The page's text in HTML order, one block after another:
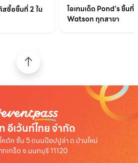
สซื้อชิ้นที่ 2 ใน
ไอเทมเด็ด Pond’s ชิ้นที่
Watson ทุกสาขา
อีเว้นท์ไทย จำกัด
คตัค ชั้น 5 ถนนป๊อปปูล่า ต.บ้านใหม่
กเกร็ด จ.นนทบุรี 11120